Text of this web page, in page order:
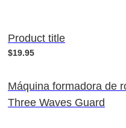
Product title
$19.95
Máquina formadora de
Three Waves Guard